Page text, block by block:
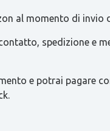
al momento di invio
spedizione e
e potrai pagare